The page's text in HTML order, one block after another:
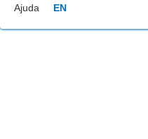
Ajuda
EN